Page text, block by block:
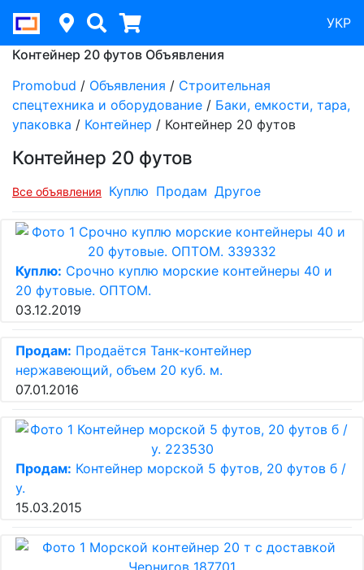
УКР
Контейнер 20 футов Объявления
Promobud / Объявления / Строительная
спецтехника и оборудование / Баки, емкости, тара,
упаковка / Контейнер / Контейнер 20 футов
Контейнер 20 футов
Все объявления Куплю Продам Другое
Куплю: Срочно куплю морские контейнеры 40 и
20 футовые. ОПТОМ.
03.12.2019
Продам: Продаётся Танк-контейнер
нержавеющий, объем 20 куб. м.
07.01.2016
Продам: Контейнер морской 5 футов, 20 футов б /
у.
15.03.2015